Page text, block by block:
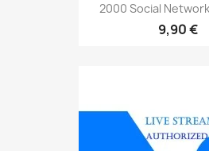
2000 Social
9,90 €